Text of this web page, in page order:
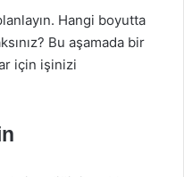
Hangi boyutta
Bu aşamada bir
için işinizi